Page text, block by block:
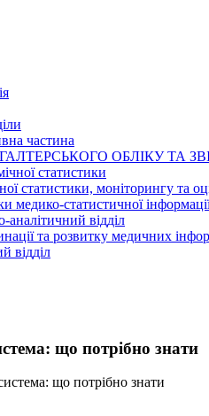
частина
ОБЛІКУ ТА
статистики
статистики, моніторингу та
медико-статистичної
аналітичний відділ
та розвитку медичних
відділ
що потрібно знати